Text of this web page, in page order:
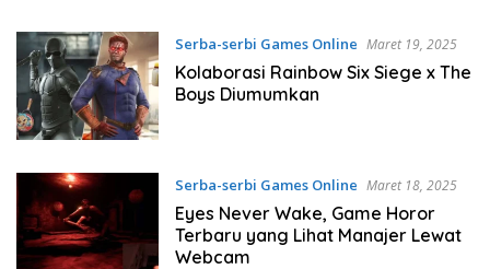
Serba-serbi Games Online Maret 19, 2025
Kolaborasi Rainbow Six Siege x The
Boys Diumumkan
Serba-serbi Games Online Maret 18, 2025
Eyes Never Wake, Game Horor
Terbaru yang Lihat Manajer Lewat
Webcam